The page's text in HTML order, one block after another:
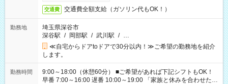
交通費 交通費全額支給（ガソリン代もOK！）
勤務地
埼玉県深谷市
深谷駅 / 岡部駅 / 武川駅 / …
≪自宅からドアtoドアで30分以内！≫ご希望の勤務地を紹介
します。
勤務時間
9:00～18:00（休憩60分） ■ご希望があれば下記シフトもOK！
早番 7:00～16:00 遅番 10:00～19:00 「家族と休みを合わせた